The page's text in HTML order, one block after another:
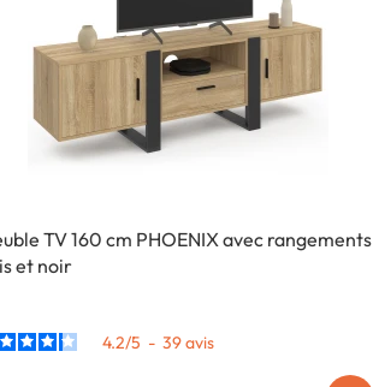
TV 160 cm PHOENIX avec rangements
et noir
4.2/5 - 39avis